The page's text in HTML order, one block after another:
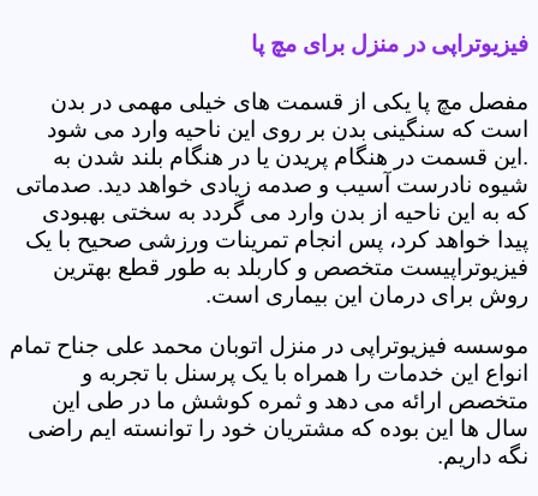
فیزیوتراپی در منزل برای مچ پا
مفصل مچ پا یکی از قسمت های خیلی مهمی در بدن
است که سنگینی بدن بر روی این ناحیه وارد می شود
.این قسمت در هنگام پریدن یا در هنگام بلند شدن به
شیوه نادرست آسیب و صدمه زیادی خواهد دید. صدماتی
که به این ناحیه از بدن وارد می گردد به سختی بهبودی
پیدا خواهد کرد، پس انجام تمرینات ورزشی صحیح با یک
فیزیوتراپیست متخصص و کاربلد به طور قطع بهترین
روش برای درمان این بیماری است.
موسسه فیزیوتراپی در منزل اتوبان محمد علی جناح تمام
انواع این خدمات را همراه با یک پرسنل با تجربه و
متخصص ارائه می دهد و ثمره کوشش ما در طی این
سال ها این بوده که مشتریان خود را توانسته ایم راضی
نگه داریم.